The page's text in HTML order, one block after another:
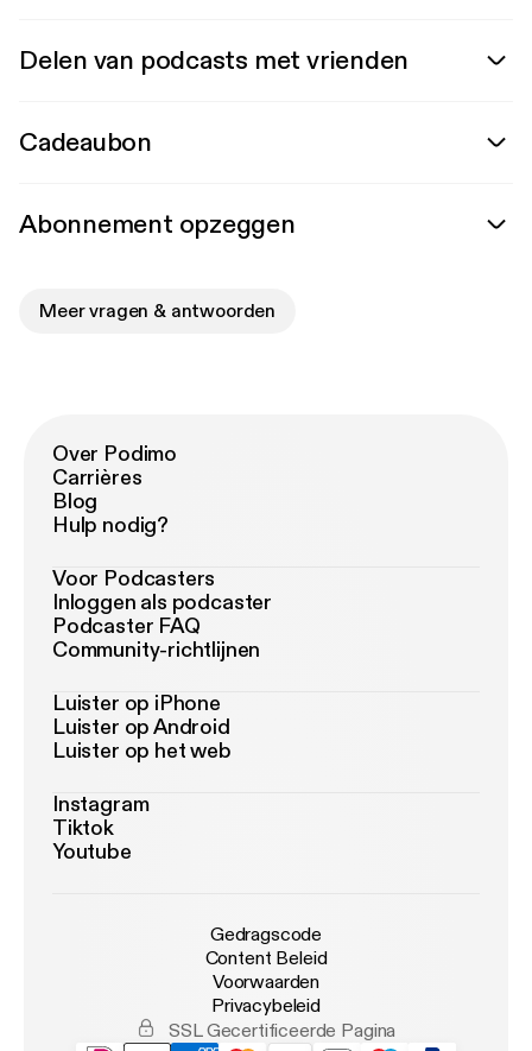
Delen van podcasts met vrienden
Cadeaubon
Abonnement opzeggen
Meer vragen & antwoorden
Over Podimo
Carrières
Blog
Hulp nodig?
Voor Podcasters
Inloggen als podcaster
Podcaster FAQ
Community-richtlijnen
Luister op iPhone
Luister op Android
Luister op het web
Instagram
Tiktok
Youtube
Gedragscode
Content Beleid
Voorwaarden
Privacybeleid
SSL Gecertificeerde Pagina